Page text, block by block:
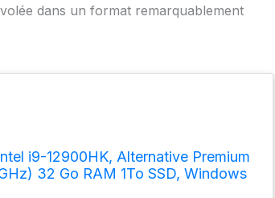
dans un format remarquablement
i9-12900HK, Alternative Premium
32 Go RAM 1To SSD, Windows